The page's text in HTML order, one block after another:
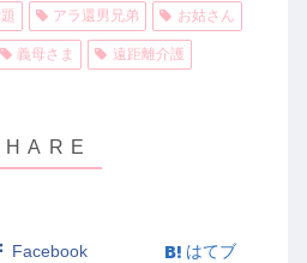
アラ還男兄弟 お姑さん
義母さま 遠距離介護
Facebook はてブ